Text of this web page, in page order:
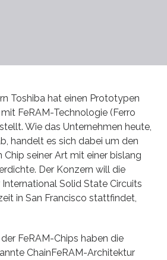
Toshiba hat einen Prototypen
FeRAM-Technologie (Ferro
Wie das Unternehmen heute,
handelt es sich dabei um den
seiner Art mit einer bislang
Der Konzern will die
Solid State Circuits
in San Francisco stattfindet,
FeRAM-Chips haben die
ChainFeRAM-Architektur